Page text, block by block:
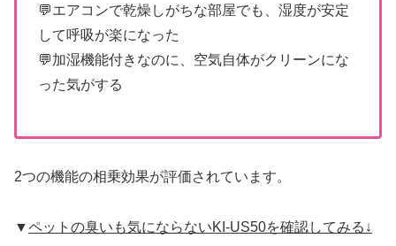
💬エアコンで乾燥しがちな部屋でも、湿度が安定
して呼吸が楽になった
💬加湿機能付きなのに、空気自体がクリーンにな
った気がする
2つの機能の相乗効果が評価されています。
▼ペットの臭いも気にならないKI-US50を確認してみる↓